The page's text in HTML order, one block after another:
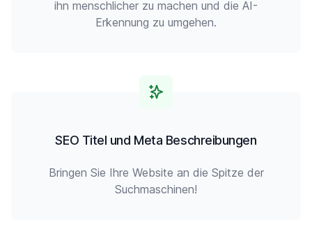
ihn menschlicher zu machen und die AI-
Erkennung zu umgehen.
SEO Titel und Meta Beschreibungen
Bringen Sie Ihre Website an die Spitze der
Suchmaschinen!